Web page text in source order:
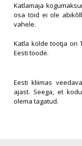
Katlamaja
osa töid ei ole
vahele.
Katla kolde tootja on
Eesti toode.
Eesti kliimas
ajast. Seega, et
olema tagatud.